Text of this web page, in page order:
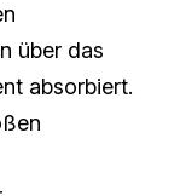
über das
absorbiert.